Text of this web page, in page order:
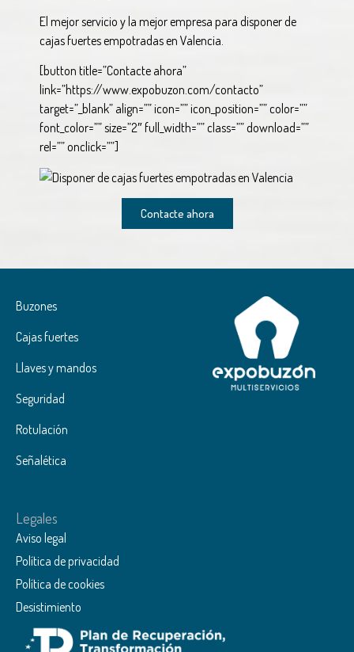
El mejor servicio y la mejor empresa para disponer de
cajas fuertes empotradas en Valencia.
[button title=”Contacte ahora”
link=”https://www.expobuzon.com/contacto”
target=”_blank” align=”” icon=”” icon_position=”” color=””
font_color=”” size=”2″ full_width=”” class=”” download=””
rel=”” onclick=””]
Contacte ahora
Buzones
Cajas fuertes
Llaves y mandos
Seguridad
Rotulación
Señalética
Legales
Aviso legal
Política de privacidad
Política de cookies
Desistimiento